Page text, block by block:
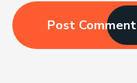
Post Comment